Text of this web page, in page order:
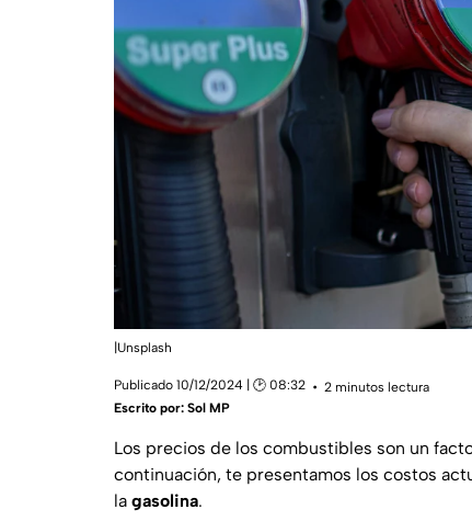
|Unsplash
Publicado 10/12/2024 | 🕑 08:32
2 minutos lectura
Escrito por: Sol MP
Los precios de los combustibles son un
continuación, te presentamos los costos
la gasolina.